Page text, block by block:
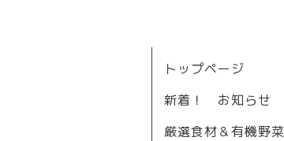
トップページ
新着！ お知らせ
厳選食材＆有機野菜